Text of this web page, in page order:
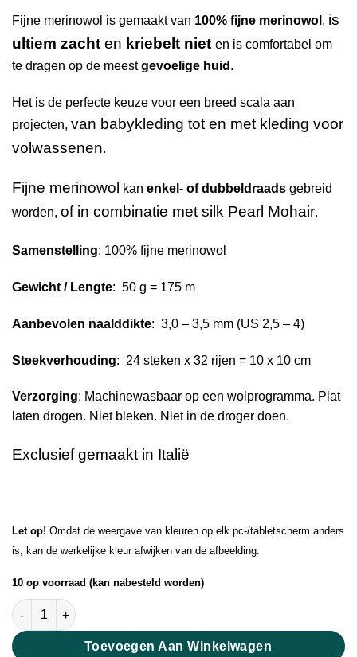
Fijne merinowol is gemaakt van 100% fijne merinowol , is
ultiem zacht en kriebelt niet en is comfortabel om
te dragen op de meestgevoelige huid .
Het is de perfecte keuze voor een breed scala aan
projecten, van babykleding tot en met kleding voor
volwassenen.
Fijne merinowol kan enkel- of dubbeldraads gebreid
worden, of in combinatie met silk Pearl Mohair.
Samenstelling: 100% fijne merinowol
Gewicht / Lengte: 50 g = 175 m
Aanbevolen naalddikte: 3,0 – 3,5 mm (US 2,5 – 4)
Steekverhouding: 24 steken x 32 rijen = 10 x 10 cm
Verzorging: Machinewasbaar op een wolprogramma. Plat
laten drogen. Niet bleken. Niet in de droger doen.
Exclusief gemaakt in Italië
Let op! Omdat de weergave van kleuren op elk pc-/tabletscherm anders
is, kan de werkelijke kleur afwijken van de afbeelding.
10 op voorraad (kan nabesteld worden)
Fine Merino Mint Glow aantal
Toevoegen Aan Winkelwagen